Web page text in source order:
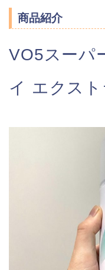
商品紹介
VO5スーパ
イ エクス